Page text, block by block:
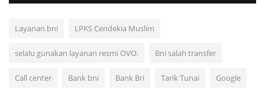
Layanan bni LPKS Cendekia Muslim
selalu gunakan layanan resmi OVO. Bni salah transfer
Call center Bank bni Bank Bri Tarik Tunai Google